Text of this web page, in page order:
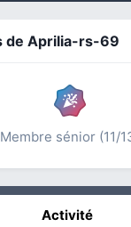
de Aprilia-rs-69
Membre sénior (11/
Activité